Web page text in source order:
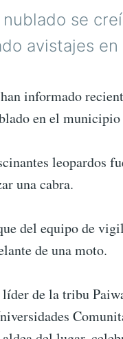
nublado se
avistajes
informado
en el
leopardos
una cabra.
del equipo de
de una moto.
de la tribu